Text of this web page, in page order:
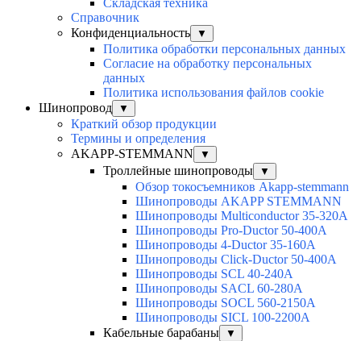
Складская техника
Справочник
Конфиденциальность
▼
Политика обработки персональных данных
Согласие на обработку персональных
данных
Политика использования файлов cookie
Шинопровод
▼
Краткий обзор продукции
Термины и определения
AKAPP-STEMMANN
▼
Троллейные шинопроводы ▼
Обзор токосъемников Akapp-stemmann
Шинопроводы AKAPP STEMMANN
Шинопроводы Multiconductor 35-320А
Шинопроводы Pro-Ductor 50-400А
Шинопроводы 4-Ductor 35-160А
Шинопроводы Click-Ductor 50-400А
Шинопроводы SCL 40-240А
Шинопроводы SACL 60-280А
Шинопроводы SOCL 560-2150А
Шинопроводы SICL 100-2200А
Кабельные барабаны
▼